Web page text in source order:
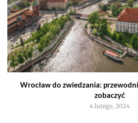
Wrocław do zwiedzania:
zobaczyć
4 lutego, 2024